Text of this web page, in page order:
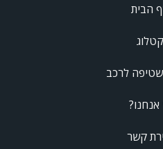
הבית
קטלוג
שטיפה לרכב
אנחנו?
קשר